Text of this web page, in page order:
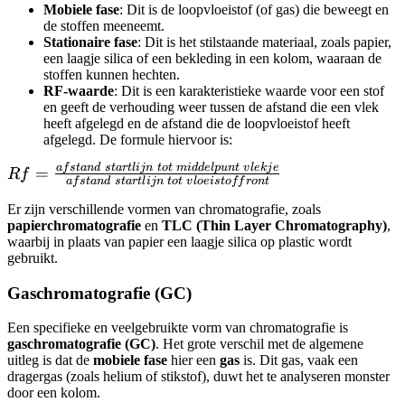
Mobiele fase: Dit is de loopvloeistof (of gas) die beweegt en
de stoffen meeneemt.
Stationaire fase: Dit is het stilstaande materiaal, zoals papier,
een laagje silica of een bekleding in een kolom, waaraan de
stoffen kunnen hechten.
RF-waarde: Dit is een karakteristieke waarde voor een stof
en geeft de verhouding weer tussen de afstand die een vlek
heeft afgelegd en de afstand die de loopvloeistof heeft
afgelegd. De formule hiervoor is:
{afstand\;startlijn\;tot\;vloeistoffront}
Rf = afstand startlijn tot vloeistoffront
afstand startlijn tot middelpunt vlekje
Er zijn verschillende vormen van chromatografie, zoals
papierchromatografie en TLC (Thin Layer Chromatography),
waarbij in plaats van papier een laagje silica op plastic wordt
gebruikt.
Gaschromatografie (GC)
Een specifieke en veelgebruikte vorm van chromatografie is
gaschromatografie (GC). Het grote verschil met de algemene
uitleg is dat de mobiele fase hier een gas is. Dit gas, vaak een
dragergas (zoals helium of stikstof), duwt het te analyseren monster
door een kolom.